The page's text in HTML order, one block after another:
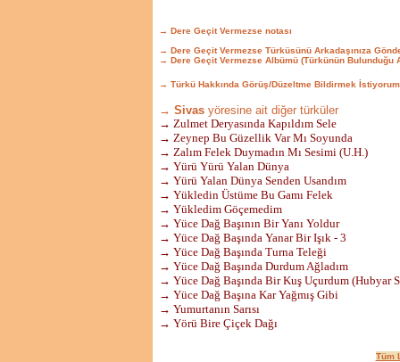
→ Dere Geçit Vermezse notası
→ Dere Geçit Vermezse Türküsünü Arkadaşınıza
→ Dere Geçit Vermezse Albümü (Türkünün Bulunduğu
→ Türkü Hakkında Görüş/Düzeltme Bildirmek İstiyorum
→ Sivas yöresine ait diğer türküler
→ Zulmet Deryasında Kapıldım Sele
→ Zeynep Bu Güzellik Var Mı Soyunda
→ Zalım Felek Duymadın Mı Sesimi (U.H.)
→ Yürü Yürü Yalan Dünya
→ Yürü Yalan Dünya Senden Usandım
→ Yükledin Üstüme Bu Gamı Felek
→ Yükledim Göçemedim
→ Yüce Dağ Başının Bir Yanı Yoldur
→ Yüce Dağ Başında Yanar Bir Işık - 3
→ Yüce Dağ Başında Turna Teleği
→ Yüce Dağ Başında Durdum Ağladım
→ Yüce Dağ Başında Bir Kuş Uçurdum (Hubyar
→ Yüce Dağ Başına Kar Yağmış Gibi
→ Yumurtanın Sarısı
→ Yörü Bire Çiçek Dağı
Tüm